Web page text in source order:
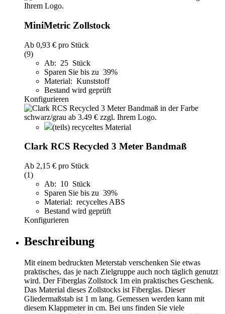
MiniMetric Zollstock
Ab 0,93 € pro Stück
(9)
Ab: 25 Stück
Sparen Sie bis zu 39%
Material: Kunststoff
Bestand wird geprüft
Konfigurieren
(teils) recyceltes Material
Clark RCS Recycled 3 Meter Bandmaß
Ab 2,15 € pro Stück
(1)
Ab: 10 Stück
Sparen Sie bis zu 39%
Material: recyceltes ABS
Bestand wird geprüft
Konfigurieren
Beschreibung
Mit einem bedruckten Meterstab verschenken Sie etwas
praktisches, das je nach Zielgruppe auch noch täglich genutzt
wird. Der Fiberglas Zollstock 1m ein praktisches Geschenk.
Das Material dieses Zollstocks ist Fiberglas. Dieser
Gliedermaßstab ist 1 m lang. Gemessen werden kann mit
diesem Klappmeter in cm. Bei uns finden Sie viele